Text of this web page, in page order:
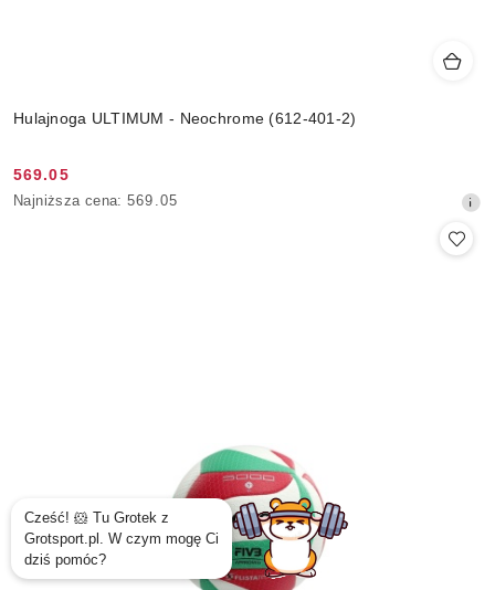
Hulajnoga ULTIMUM - Neochrome (612-401-2)
Cena
promocyjna:
569.05
Najniższa
Najniższa cena: 569.05